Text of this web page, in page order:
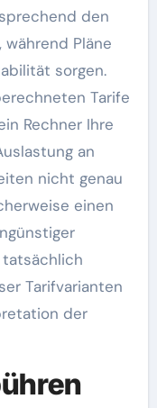
den
Pläne
sorgen.
Tarife
Rechner Ihre
an
nicht genau
einen
Tarifvarianten
der